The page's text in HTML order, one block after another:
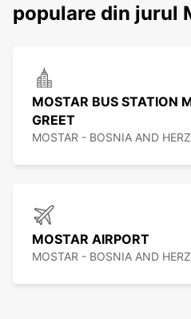
populare din jurul
MOSTAR BUS STATION
GREET
MOSTAR - BOSNIA AND
MOSTAR AIRPORT
MOSTAR - BOSNIA AND